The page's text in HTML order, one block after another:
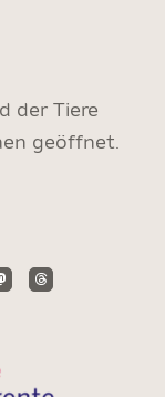
der Tiere
geöffnet.